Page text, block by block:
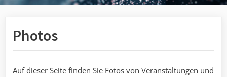
Photos
Auf dieser Seite finden Sie Fotos von Veranstaltungen und